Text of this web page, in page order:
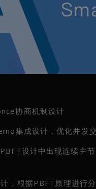
协商机制设计
集成设计，优化并发
设计中出现连续主
，根据PBFT原理进行